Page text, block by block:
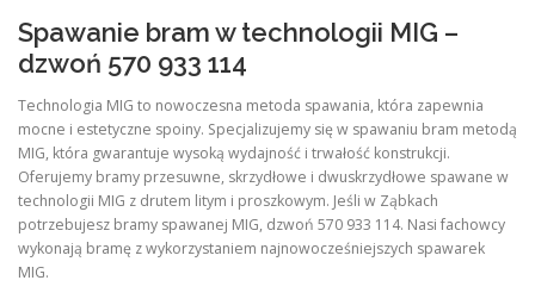
Spawanie bram w technologii MIG –
dzwoń 570 933 114
Technologia MIG to nowoczesna metoda spawania, która zapewnia
mocne i estetyczne spoiny. Specjalizujemy się w spawaniu bram metodą
MIG, która gwarantuje wysoką wydajność i trwałość konstrukcji.
Oferujemy bramy przesuwne, skrzydłowe i dwuskrzydłowe spawane w
technologii MIG z drutem litym i proszkowym. Jeśli w Ząbkach
potrzebujesz bramy spawanej MIG, dzwoń 570 933 114. Nasi fachowcy
wykonają bramę z wykorzystaniem najnowocześniejszych spawarek
MIG.